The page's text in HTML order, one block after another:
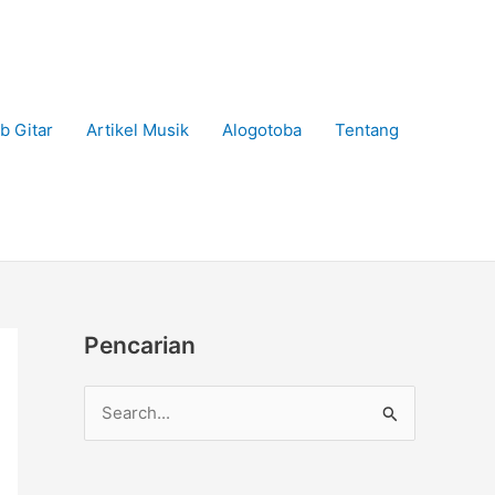
Gitar Artikel Musik Alogotoba Tentang
Pencarian